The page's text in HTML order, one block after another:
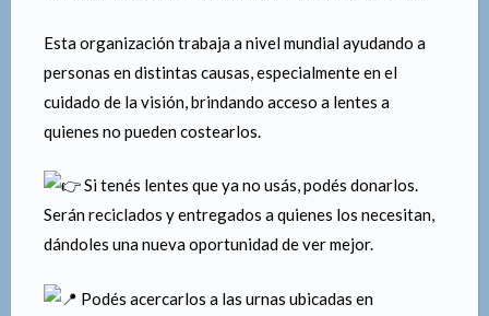
Esta organización trabaja a nivel mundial ayudando a
personas en distintas causas, especialmente en el
cuidado de la visión, brindando acceso a lentes a
quienes no pueden costearlos.
Si tenés lentes que ya no usás, podés donarlos.
Serán reciclados y entregados a quienes los necesitan,
dándoles una nueva oportunidad de ver mejor.
Podés acercarlos a las urnas ubicadas en